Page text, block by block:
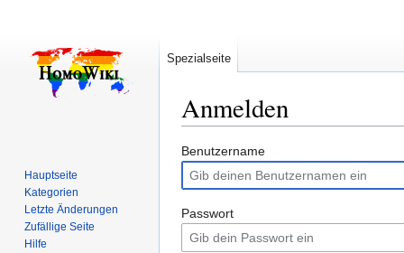
Anmelden
Zur
Navigation
springen
Zur
Suche
springen
Benutzername
Passwort
Spezialseite
Hauptseite
Kategorien
Letzte Änderungen
Zufällige Seite
Hilfe